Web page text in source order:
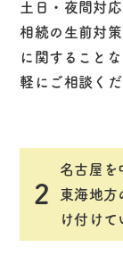
土日・夜間対
相続の生前対
に関すること
軽にご相談くだ
2
名古屋を
東海地方
け付けて